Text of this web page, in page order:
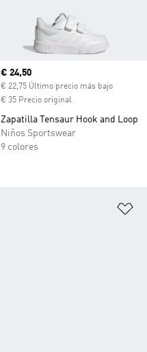
Precio actual
€ 24,50
€ 22,75 Último precio más bajo
€ 35 Precio original
Zapatilla Tensaur Hook and Loop
Niños Sportswear
9 colores